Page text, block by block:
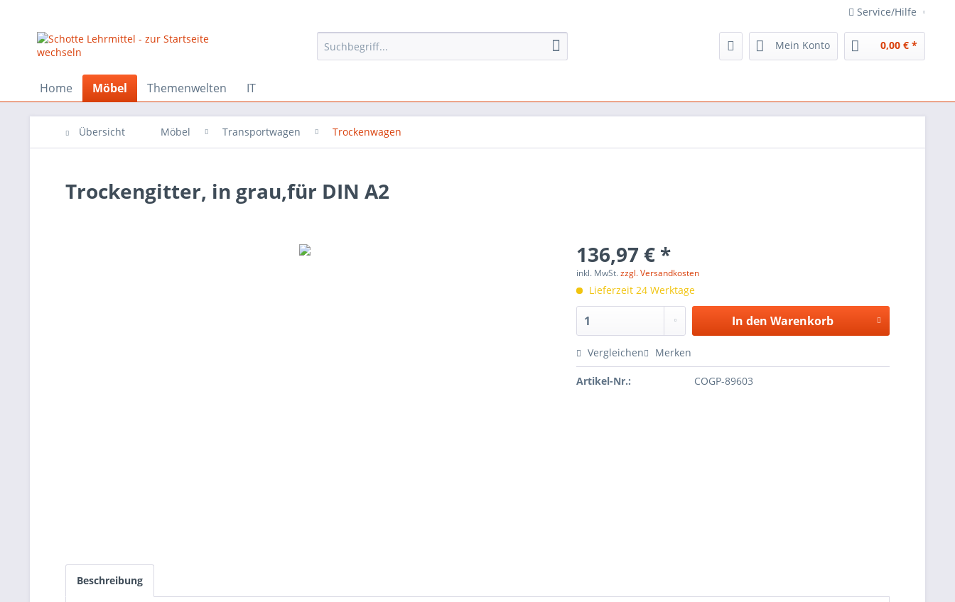
Service/Hilfe
Mein Konto 0,00 € *
Home Möbel Themenwelten IT
Übersicht Möbel Transportwagen Trockenwagen
Trockengitter, in grau,für DIN A2
136,97 € *
inkl. MwSt.zzgl. Versandkosten
Lieferzeit 24 Werktage
In den Warenkorb
Vergleichen Merken
Artikel-Nr.: COGP-89603
Beschreibung